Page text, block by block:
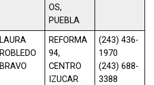
OS,
PUEBLA
LAURA
ROBLEDO
BRAVO
REFORMA
94,
CENTRO
IZUCAR
(243) 436-
1970
(243) 688-
3388